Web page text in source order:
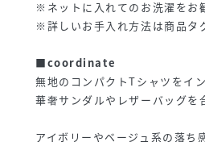
※ネットに入れてのお洗濯をお
※詳しいお手入れ方法は商品タ
■coordinate
無地のコンパクトTシャツをイ
華奢サンダルやレザーバッグを
アイボリーやベージュ系の落ち